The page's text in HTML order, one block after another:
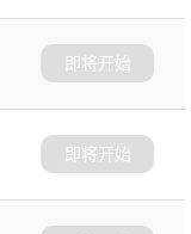
即将开始
即将开始